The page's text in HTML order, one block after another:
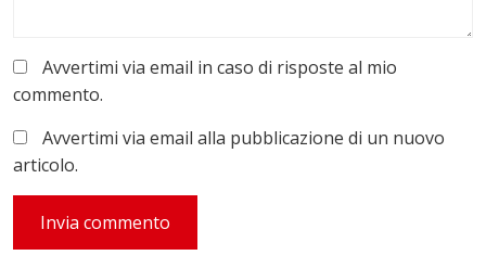
Avvertimi via email in caso di risposte al mio
commento.
Avvertimi via email alla pubblicazione di un nuovo
articolo.